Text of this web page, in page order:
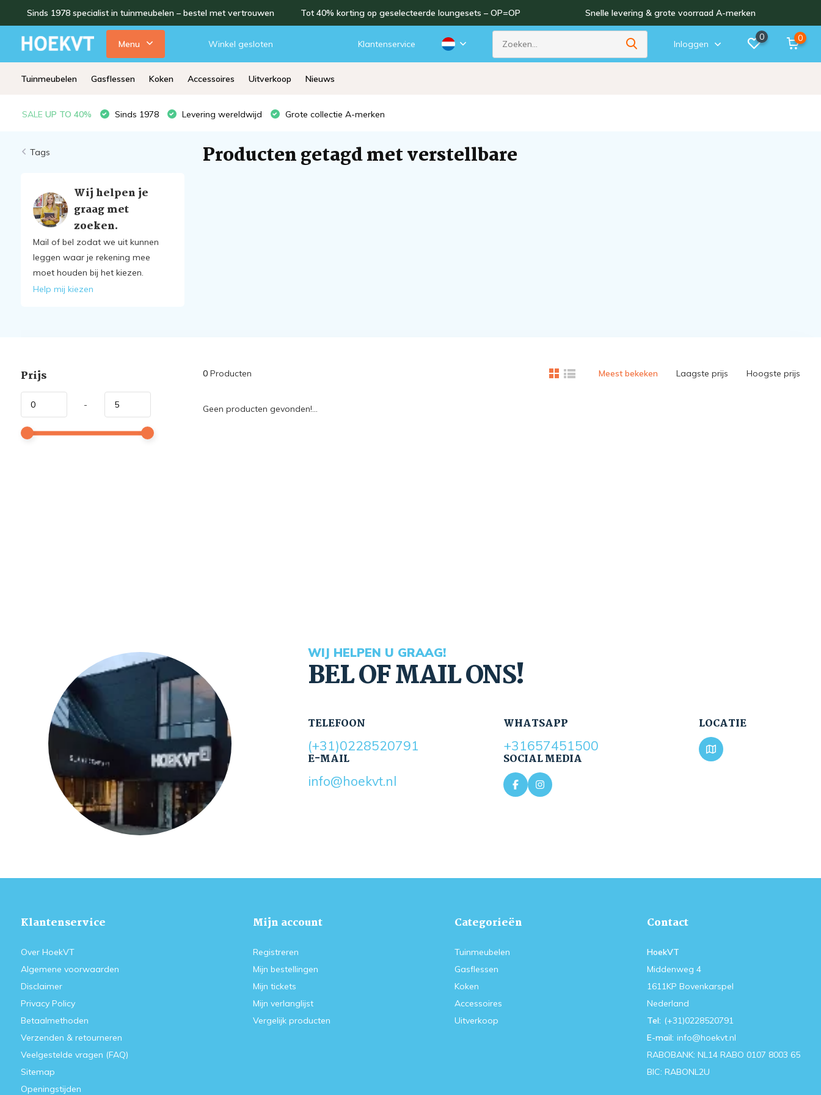
Sinds 1978 specialist in tuinmeubelen – bestel met vertrouwen Tot 40% korting op geselecteerde loungesets – OP=OP Snelle levering & grote voorraad A-merken
Menu Winkel gesloten Klantenservice Inloggen
0 0
Tuinmeubelen Gasflessen Koken Accessoires Uitverkoop Nieuws
SALE UP TO 40% Sinds 1978 Levering wereldwijd Grote collectie A-merken
Tags
Wij helpen je
graag met
zoeken.
Mail of bel zodat we uit kunnen
leggen waar je rekening mee
moet houden bij het kiezen.
Help mij kiezen
Producten getagd met verstellbare
Prijs
-
0Producten Meest bekeken Laagste prijs Hoogste prijs
Geen producten gevonden!...
WIJ HELPEN U GRAAG!
BEL OF MAIL ONS!
TELEFOON
(+31)0228520791
E-MAIL
info@hoekvt.nl
WHATSAPP
+31657451500
SOCIAL MEDIA
LOCATIE
Klantenservice
Over HoekVT
Algemene voorwaarden
Disclaimer
Privacy Policy
Betaalmethoden
Verzenden & retourneren
Veelgestelde vragen (FAQ)
Sitemap
Openingstijden
Mijn account
Registreren
Mijn bestellingen
Mijn tickets
Mijn verlanglijst
Vergelijk producten
Categorieën
Tuinmeubelen
Gasflessen
Koken
Accessoires
Uitverkoop
Contact
HoekVT
Middenweg 4
1611KP Bovenkarspel
Nederland
Tel: (+31)0228520791
E-mail: info@hoekvt.nl
RABOBANK: NL14 RABO 0107 8003 65
BIC: RABONL2U